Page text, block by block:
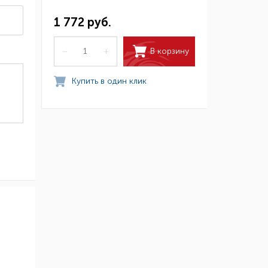
1 772 руб.
– + В корзину
Купить в один клик